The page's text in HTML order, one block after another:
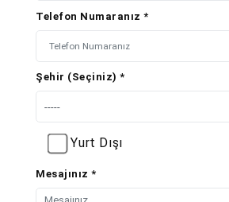
Telefon Numaranız *
Şehir (Seçiniz) *
Yurt Dışı
Mesajınız *